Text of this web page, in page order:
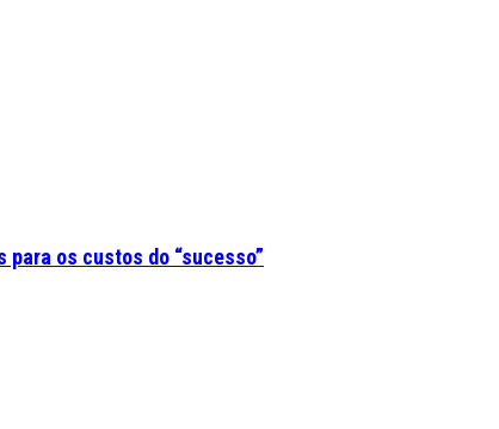
os custos do “sucesso”